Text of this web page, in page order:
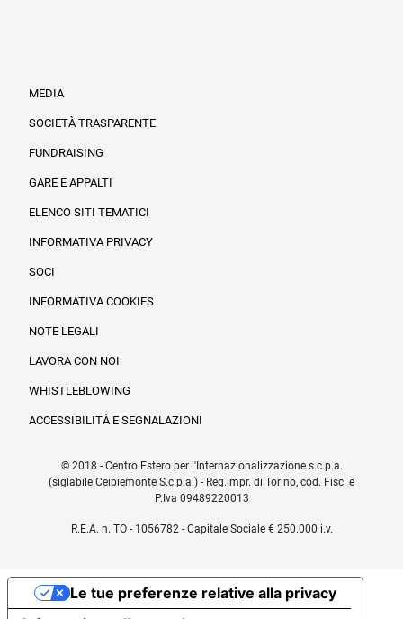
MEDIA
SOCIETÀ TRASPARENTE
FUNDRAISING
GARE E APPALTI
ELENCO SITI TEMATICI
INFORMATIVA PRIVACY
SOCI
INFORMATIVA COOKIES
NOTE LEGALI
LAVORA CON NOI
WHISTLEBLOWING
ACCESSIBILITÀ E SEGNALAZIONI
© 2018 - Centro Estero per l'Internazionalizzazione s.c.p.a.
(siglabile Ceipiemonte S.c.p.a.) - Reg.impr. di Torino, cod. Fisc. e
P.Iva 09489220013
R.E.A. n. TO - 1056782 - Capitale Sociale € 250.000 i.v.
Le tue preferenze relative alla privacy